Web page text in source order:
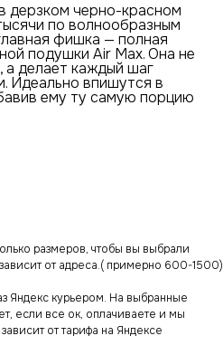
дерзком черно-красном
по волнообразным
фишка — полная
подушки Air Max. Она не
а делает каждый шаг
Идеально впишутся в
ему ту самую порцию
размеров, чтобы вы выбрали
от адреса.( примерно 600-1500)
Яндекс курьером. На выбранные
если все ок, оплачиваете и мы
от тарифа на Яндексе